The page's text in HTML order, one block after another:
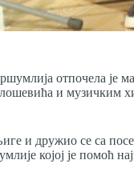
отпочела је
и музичким
и дружио се са
којој је помоћ